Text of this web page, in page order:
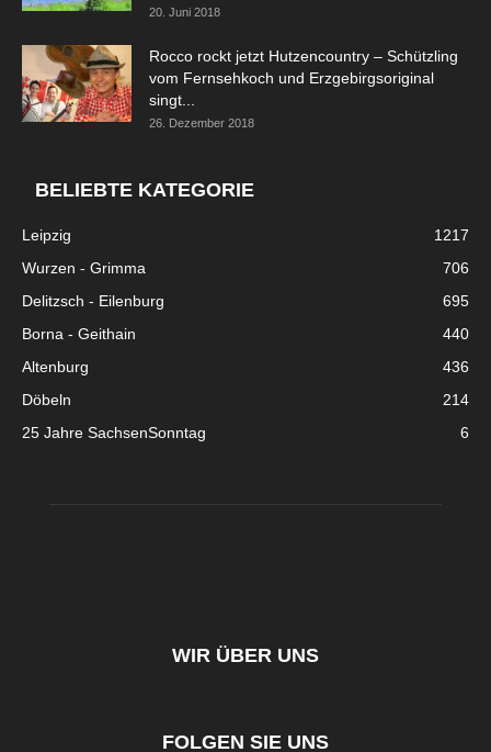
20. Juni 2018
Rocco rockt jetzt Hutzencountry – Schützling
vom Fernsehkoch und Erzgebirgsoriginal
singt...
26. Dezember 2018
BELIEBTE KATEGORIE
Leipzig
1217
Wurzen - Grimma
706
Delitzsch - Eilenburg
695
Borna - Geithain
440
Altenburg
436
Döbeln
214
25 Jahre SachsenSonntag
6
WIR ÜBER UNS
FOLGEN SIE UNS